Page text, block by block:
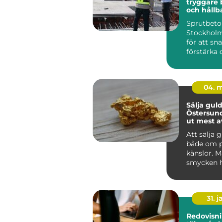
och
för att
förstärka
04.
Sälja
Östersund så får
ut mest
Att sälja
både om
känslor.
smycken
med mi...
31.